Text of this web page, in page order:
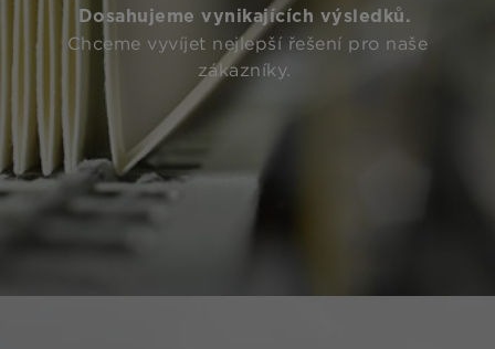
Dosahujeme vynikajících výsledků.
Chceme vyvíjet nejlepší řešení pro naše
zákazníky.